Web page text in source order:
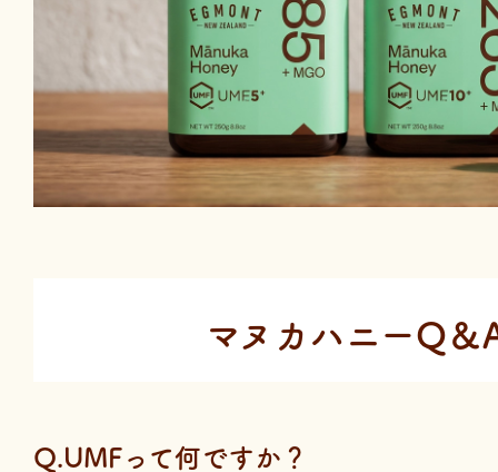
マヌカハニーQ＆
Q.UMFって何ですか？